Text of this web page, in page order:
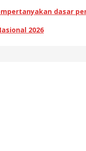
dasar
2026